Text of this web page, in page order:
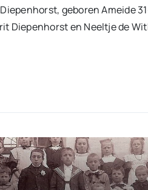
geboren Ameide
Diepenhorst en Neeltje de